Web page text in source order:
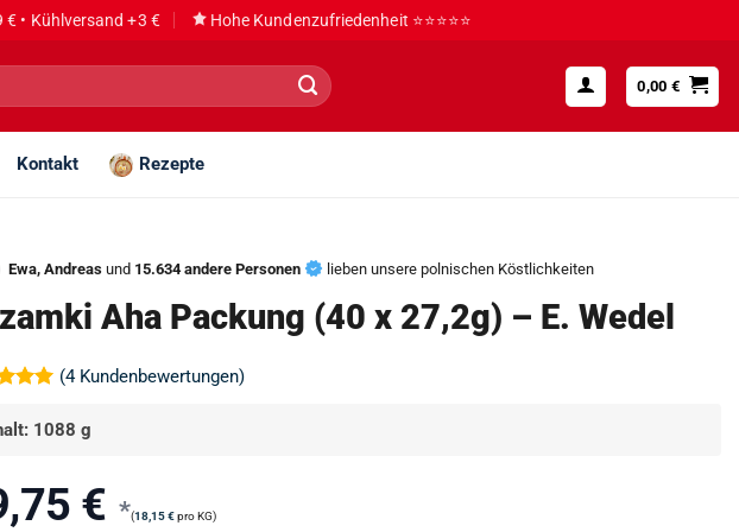
• Kühlversand +3 € Hohe Kundenzufriedenheit ⭐⭐⭐⭐⭐
0,00€
Kontakt Rezepte
Ewa, Andreas und 15.634 andere Personen lieben unsere polnischen Köstlichkeiten
Aha Packung (40 x 27,2g) – E. Wedel
von
(4Kundenbewertungen)
1088 g
€ *(18,15€pro KG)